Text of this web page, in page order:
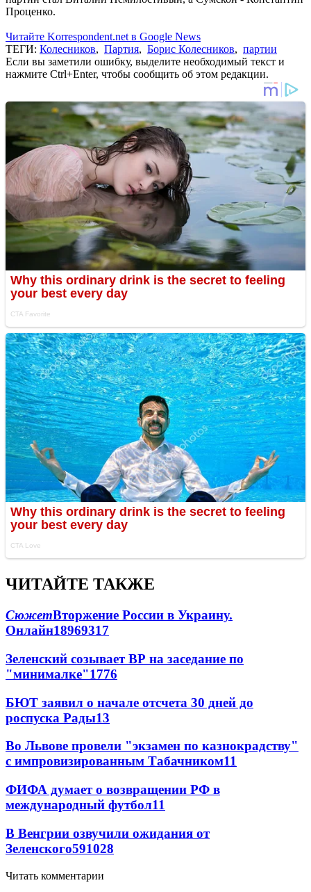
Проценко.
Читайте Korrespondent.net в Google News
ТЕГИ: Колесников, Партия, Борис Колесников, партии
Если вы заметили ошибку, выделите необходимый текст и
нажмите Ctrl+Enter, чтобы сообщить об этом редакции.
ЧИТАЙТЕ ТАКЖЕ
СюжетВторжение России в Украину.
Онлайн18969317
Зеленский созывает ВР на заседание по
"минималке"1776
БЮТ заявил о начале отсчета 30 дней до
роспуска Рады13
Во Львове провели "экзамен по казнокрадству"
с импровизированным Табачником11
ФИФА думает о возвращении РФ в
международный футбол11
В Венгрии озвучили ожидания от
Зеленского591028
Читать комментарии